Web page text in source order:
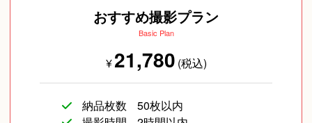
おすすめ撮影プラン
Basic Plan
¥21,780 (税込)
納品枚数
50枚以内